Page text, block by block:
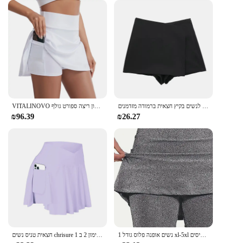
VITALINOVO קפלים טניס חצאית עבור נשים עם מכנסיים קצרים 3 כיסים גבוהה מותן נשים של אימון ריצה ספורט גולף Skorts חצאיות
₪96.39
צעיף מיני חצאית שחורה נשים נשים חצאית אסימטרי לנשים בגזרה אסימטרי לנשים בקיץ חצאית ברמודה מזדמנים
₪26.27
נשים אופנה פלוס גודל 1 xl-5xl חצאיות מכנסיים קצרים נשים בתוספת גודל בינוני ספורט מתיחה בינוני ספורט גולף עם כיסים